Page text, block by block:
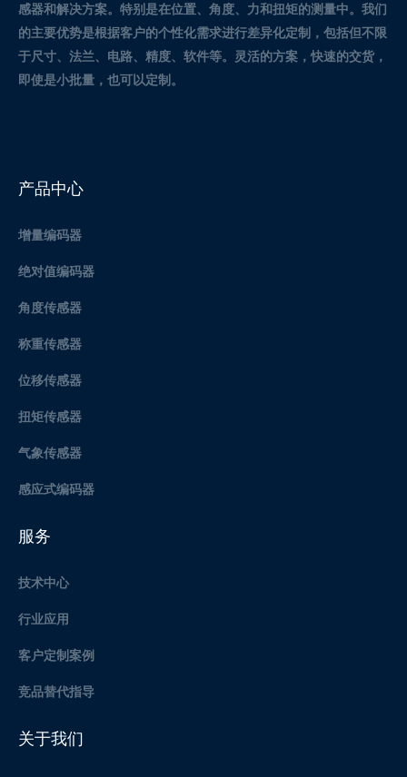
感器和解决方案。 特别是在位置、角度、力和扭矩的测量中。 我们
的主要优势是根据客户的个性化需求进行差异化定制，包括但不限
于尺寸、法兰、电路、精度、软件等。灵活的方案，快速的交货，
即使是小批量，也可以定制。
产品中心
增量编码器
绝对值编码器
角度传感器
称重传感器
位移传感器
扭矩传感器
气象传感器
感应式编码器
服务
技术中心
行业应用
客户定制案例
竞品替代指导
关于我们